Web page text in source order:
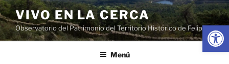
Abrir
Saltar
al
contenido
VIVO EN LA CERCA
Observatorio del Patrimonio del Territorio Histórico de Felipe II
Menú